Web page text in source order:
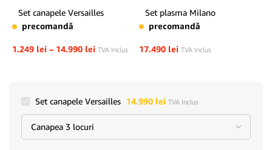
Set canapele Versailles
precomandă
1.249 lei – 14.990 lei TVA Inclus
Set plasma Milano
precomandă
17.490 lei TVA Inclus
Set canapele Versailles 14.990 lei TVA Inclus